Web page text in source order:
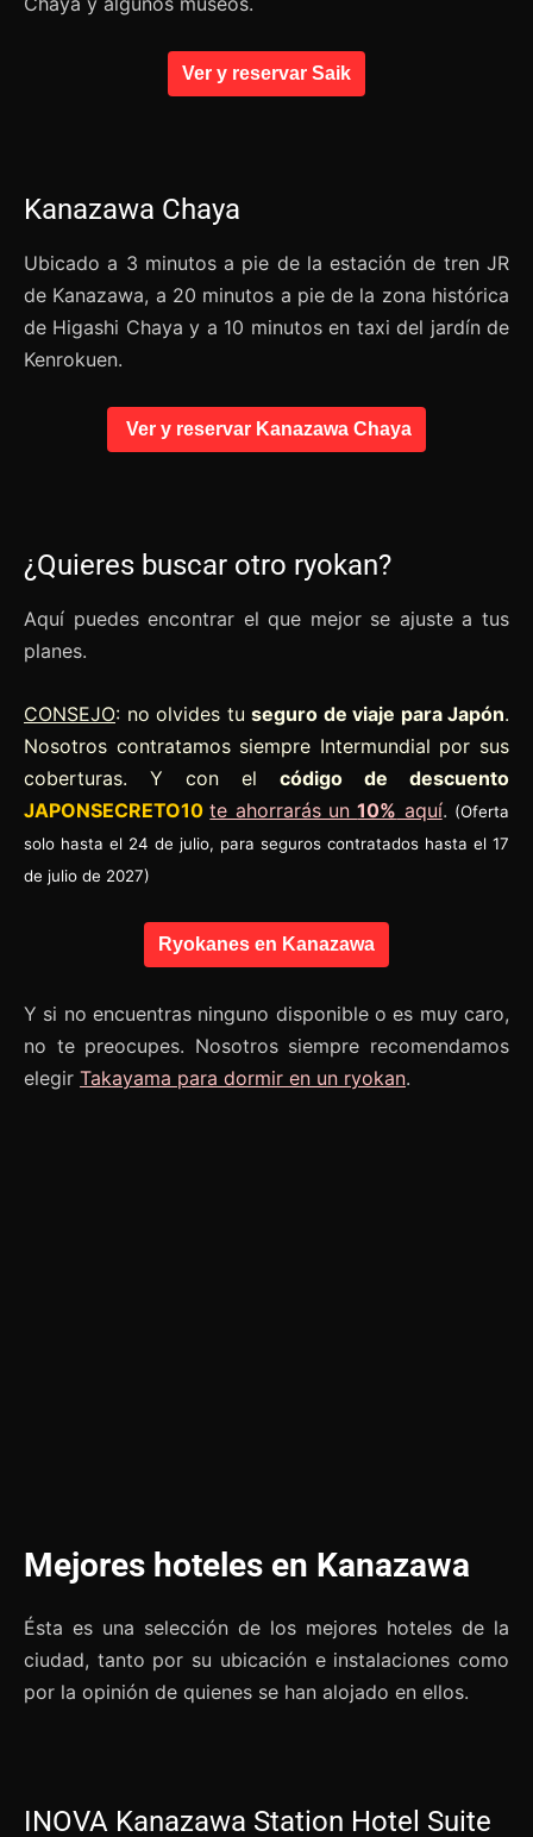
Ver y reservar Saik
Kanazawa Chaya
Ubicado a 3 minutos a pie de la estación de tren JR
de Kanazawa, a 20 minutos a pie de la zona histórica
de Higashi Chaya y a 10 minutos en taxi del jardín de
Kenrokuen.
Ver y reservar Kanazawa Chaya
¿Quieres buscar otro ryokan?
Aquí puedes encontrar el que mejor se ajuste a tus
planes.
CONSEJO: no olvides tu seguro de viaje para Japón.
Nosotros contratamos siempre Intermundial por sus
coberturas. Y con el código de descuento
JAPONSECRETO10 te ahorrarás un10% aquí. (Oferta
solo hasta el 24 de julio, para seguros contratados hasta el 17
de julio de 2027)
Ryokanes en Kanazawa
Y si no encuentras ninguno disponible o es muy caro,
no te preocupes. Nosotros siempre recomendamos
elegir Takayama para dormir en un ryokan.
Mejores hoteles en Kanazawa
Ésta es una selección de los mejores hoteles de la
ciudad, tanto por su ubicación e instalaciones como
por la opinión de quienes se han alojado en ellos.
INOVA Kanazawa Station Hotel Suite